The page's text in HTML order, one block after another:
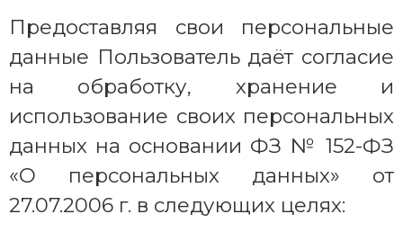
Предоставляя свои персональные
данные Пользователь даёт согласие
на обработку, хранение и
использование своих персональных
данных на основании ФЗ № 152-ФЗ
«О персональных данных» от
27.07.2006 г. в следующих целях: